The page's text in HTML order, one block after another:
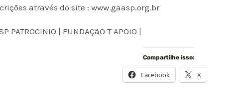
através do site : www.gaasp.org.br
PATROCINIO | FUNDAÇãO T APOIO |
Compartilhe isso:
Facebook X